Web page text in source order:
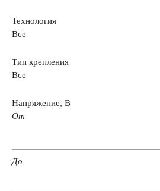
Аккумуляторы по
Аккумуляторы для
Технология
Все
Тип крепления
Все
Напряжение, В
От
До